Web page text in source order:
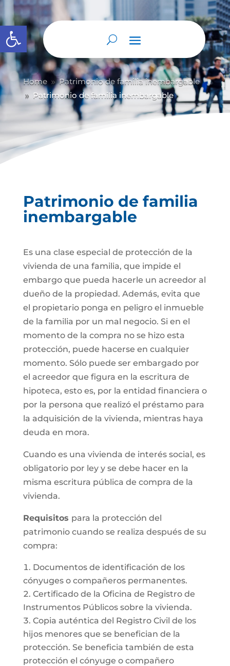
Abrir barra de herramientas
Home 9 Patrimonio de familia inembargable
9 Patrimonio de familia inembargable
Patrimonio de familia
inembargable
Es una clase especial de protección de la
vivienda de una familia, que impide el
embargo que pueda hacerle un acreedor al
dueño de la propiedad. Además, evita que
el propietario ponga en peligro el inmueble
de la familia por un mal negocio. Si en el
momento de la compra no se hizo esta
protección, puede hacerse en cualquier
momento. Sólo puede ser embargado por
el acreedor que figura en la escritura de
hipoteca, esto es, por la entidad financiera o
por la persona que realizó el préstamo para
la adquisición de la vivienda, mientras haya
deuda en mora.
Cuando es una vivienda de interés social, es
obligatorio por ley y se debe hacer en la
misma escritura pública de compra de la
vivienda.
Requisitos para la protección del
patrimonio cuando se realiza después de su
compra:
Documentos de identificación de los
cónyuges o compañeros permanentes.
Certificado de la Oficina de Registro de
Instrumentos Públicos sobre la vivienda.
Copia auténtica del Registro Civil de los
hijos menores que se benefician de la
protección. Se beneficia también de esta
protección el cónyuge o compañero